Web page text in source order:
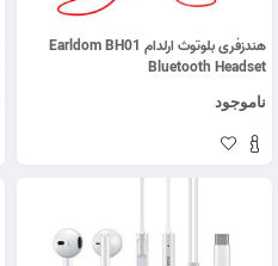
هندزفری بلوتوث ارلدام Earldom BH01
Bluetooth Headset
ناموجود